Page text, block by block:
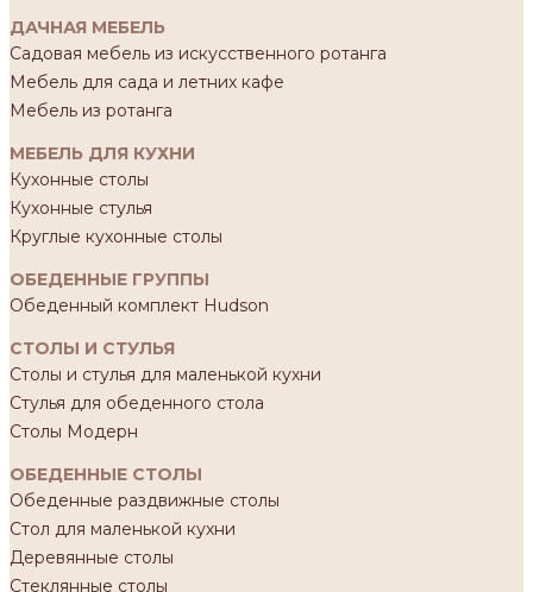
ДАЧНАЯ МЕБЕЛЬ
Садовая мебель из искусственного ротанга
Мебель для сада и летних кафе
Мебель из ротанга
МЕБЕЛЬ ДЛЯ КУХНИ
Кухонные столы
Кухонные стулья
Круглые кухонные столы
ОБЕДЕННЫЕ ГРУППЫ
Обеденный комплект Hudson
СТОЛЫ И СТУЛЬЯ
Столы и стулья для маленькой кухни
Стулья для обеденного стола
Столы Модерн
ОБЕДЕННЫЕ СТОЛЫ
Обеденные раздвижные столы
Стол для маленькой кухни
Деревянные столы
Стеклянные столы